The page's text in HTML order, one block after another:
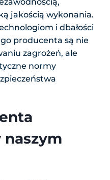
jakością wykonania.
i dbałości
producenta są nie
zagrożeń, ale
normy